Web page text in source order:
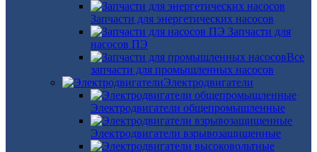
Запчасти для энергетических насосов
Запчасти для
насосов ПЭ
Все
запчасти для промышленных насосов
Электродвигатели
Электродвигатели общепромышленные
Электродвигатели взрывозащищенные